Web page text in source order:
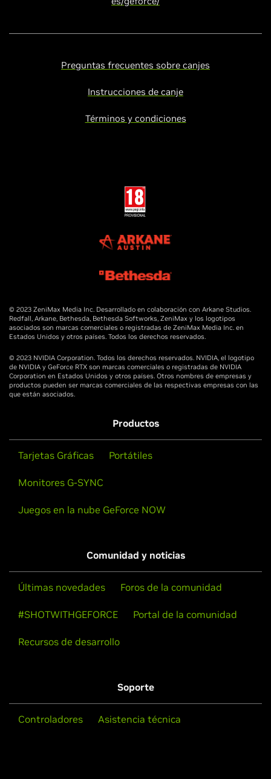
Preguntas frecuentes sobre canjes
Instrucciones de canje
Términos y condiciones
© 2023 ZeniMax Media Inc. Desarrollado en colaboración con Arkane Studios.
Redfall, Arkane, Bethesda, Bethesda Softworks, ZeniMax y los logotipos
asociados son marcas comerciales o registradas de ZeniMax Media Inc. en
Estados Unidos y otros países. Todos los derechos reservados.
© 2023 NVIDIA Corporation. Todos los derechos reservados. NVIDIA, el logotipo
de NVIDIA y GeForce RTX son marcas comerciales o registradas de NVIDIA
Corporation en Estados Unidos y otros países. Otros nombres de empresas y
productos pueden ser marcas comerciales de las respectivas empresas con las
que están asociados.
Productos
Tarjetas Gráficas Portátiles
Monitores G-SYNC
Juegos en la nube GeForce NOW
Comunidad y noticias
Últimas novedades Foros de la comunidad
#SHOTWITHGEFORCE Portal de la comunidad
Recursos de desarrollo
Soporte
Controladores Asistencia técnica